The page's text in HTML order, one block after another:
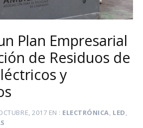
Plan Empresarial
de Residuos de
y
2017 EN ELECTRÓNICA, LED,